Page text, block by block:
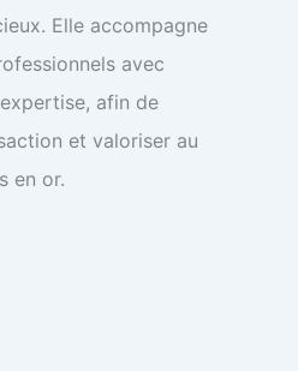
Elle accompagne
avec
afin de
et valoriser au
en or.